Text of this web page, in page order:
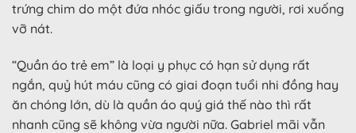
trứng chim do một đứa nhóc giấu trong người, rơi xuống
vỡ nát.
“Quần áo trẻ em” là loại y phục có hạn sử dụng rất
ngắn, quỷ hút máu cũng có giai đoạn tuổi nhi đồng hay
ăn chóng lớn, dù là quần áo quý giá thế nào thì rất
nhanh cũng sẽ không vừa người nữa. Gabriel mãi vẫn